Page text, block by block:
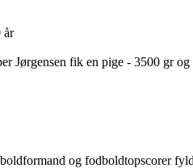
år
Jørgensen fik en pige - 3500 gr
og fodboldtopscorer